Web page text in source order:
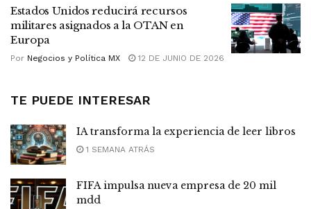
Estados Unidos reducirá recursos
militares asignados a la OTAN en
Europa
Por Negocios y Política MX 12 DE JUNIO DE 2026
TE PUEDE INTERESAR
IA transforma la experiencia de leer libros
1 SEMANA ATRÁS
FIFA impulsa nueva empresa de 20 mil
mdd